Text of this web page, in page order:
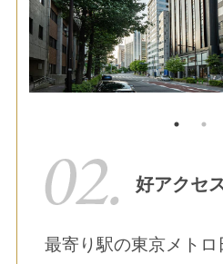
好アクセ
最寄り駅の東京メト